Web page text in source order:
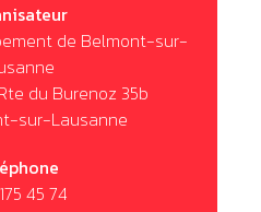
de Belmont-sur-
du Burenoz 35b
sur-Lausanne
45 74